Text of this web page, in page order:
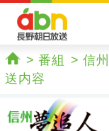
ホーム
番組 信
送内容